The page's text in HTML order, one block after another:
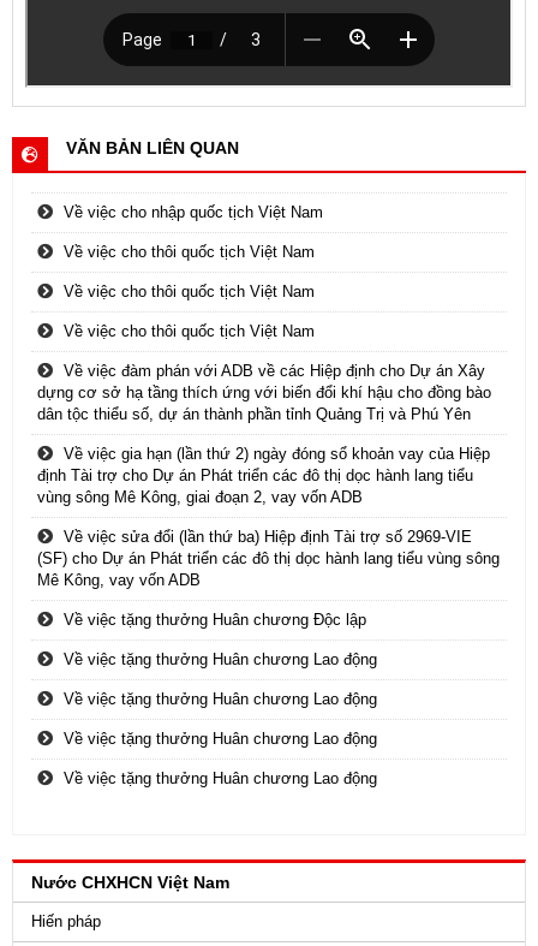
VĂN BẢN LIÊN QUAN
Về việc cho nhập quốc tịch Việt Nam
Về việc cho thôi quốc tịch Việt Nam
Về việc cho thôi quốc tịch Việt Nam
Về việc cho thôi quốc tịch Việt Nam
Về việc đàm phán với ADB về các Hiệp định cho Dự án Xây
dựng cơ sở hạ tầng thích ứng với biến đổi khí hậu cho đồng bào
dân tộc thiểu số, dự án thành phần tỉnh Quảng Trị và Phú Yên
Về việc gia hạn (lần thứ 2) ngày đóng sổ khoản vay của Hiệp
định Tài trợ cho Dự án Phát triển các đô thị dọc hành lang tiểu
vùng sông Mê Kông, giai đoạn 2, vay vốn ADB
Về việc sửa đổi (lần thứ ba) Hiệp định Tài trợ số 2969-VIE
(SF) cho Dự án Phát triển các đô thị dọc hành lang tiểu vùng sông
Mê Kông, vay vốn ADB
Về việc tặng thưởng Huân chương Độc lập
Về việc tặng thưởng Huân chương Lao động
Về việc tặng thưởng Huân chương Lao động
Về việc tặng thưởng Huân chương Lao động
Về việc tặng thưởng Huân chương Lao động
Nước CHXHCN Việt Nam
Hiến pháp